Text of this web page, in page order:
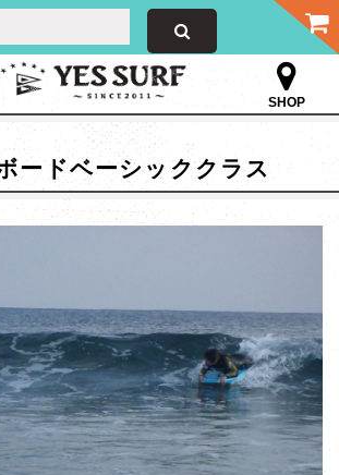
SHOP
ードベーシッククラス